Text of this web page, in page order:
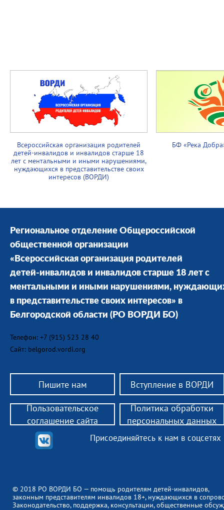
Всероссийская организация родителей
детей-инвалидов и инвалидов старше 18
лет с ментальными и иными нарушениями,
нуждающихся в представительстве своих
интересов (ВОРДИ)
БФ «Река
Региональное отделение Общероссийской
общественной организации
«Всероссийская организация родителей
детей-инвалидов и инвалидов старше 18 лет с
ментальными и иными нарушениями,
в представительстве своих интересов» в
Белгородской области (РО ВОРДИ БО)
Телефон: +7 (915) 523 28 40
Сайт: belgorod.vordi.org
Пишите нам Вступление в ВОРДИ
© 2018 РО ВОРДИ БО — помощь родителям детей-инвалидов,
законным представителям инвалидов 18+, нуждающихся в
Законодательство, поддержка, консультации, общественные
Присоединяйтесь к нам в соцсетях
Пользовательское
соглашение сайта
Политика обработки
персональных данных